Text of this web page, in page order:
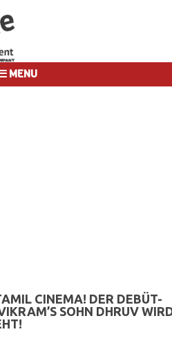
MENU
CINEMA! DER DEBÜT-
SOHN DHRUV